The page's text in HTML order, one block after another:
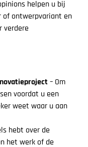
helpen u bij
of ontwerpvariant en
verdere
– Om
voordat u een
weet waar u aan
hebt over de
het werk of de